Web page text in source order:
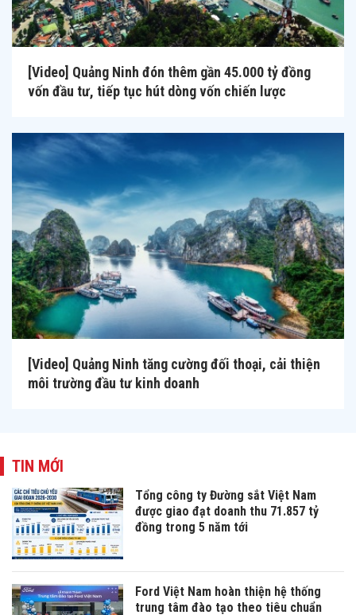
[Video] Quảng Ninh đón thêm gần 45.000 tỷ đồng
vốn đầu tư, tiếp tục hút dòng vốn chiến lược
[Video] Quảng Ninh tăng cường đối thoại, cải thiện
môi trường đầu tư kinh doanh
TIN MỚI
Tổng công ty Đường sắt Việt Nam
được giao đạt doanh thu 71.857 tỷ
đồng trong 5 năm tới
Ford Việt Nam hoàn thiện hệ thống
trung tâm đào tạo theo tiêu chuẩn